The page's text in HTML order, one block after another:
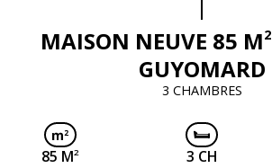
MAISON NEUVE 85 M2
GUYOMARD
3 CHAMBRES
85 M2 3 CH